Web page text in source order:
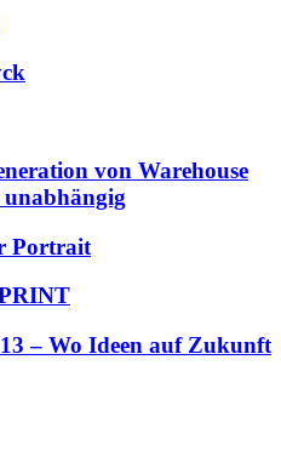
von Warehouse
unabhängig
Portrait
– Wo Ideen auf Zukunft